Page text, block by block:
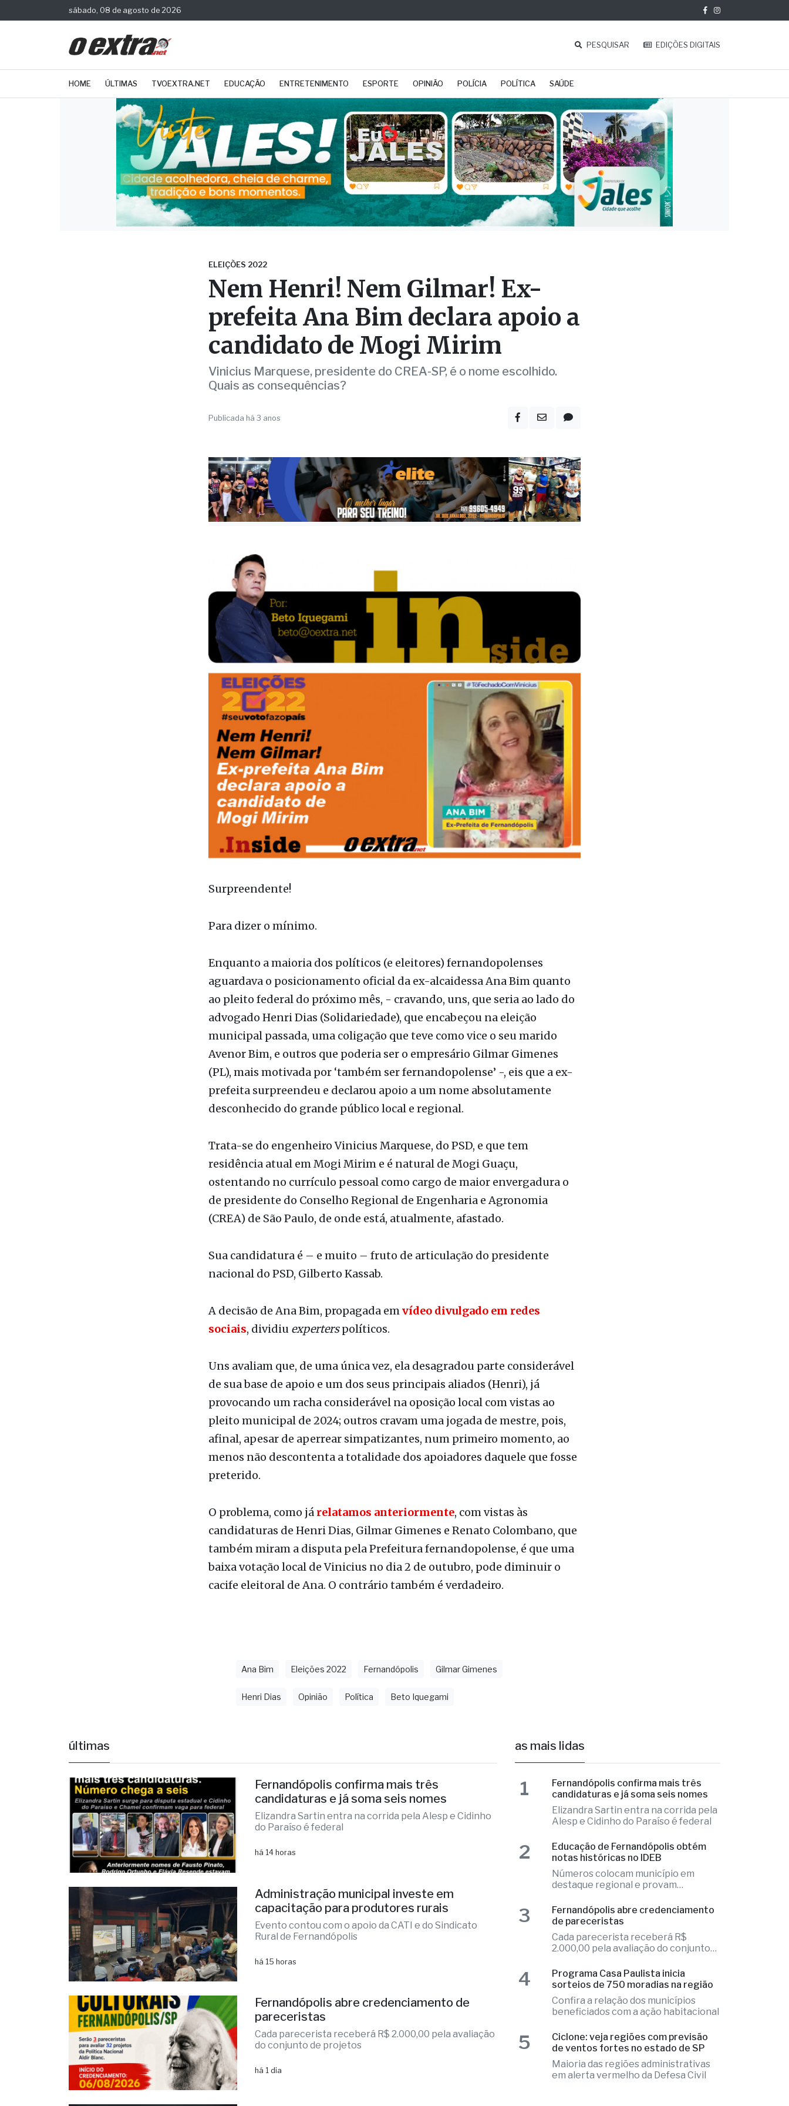
sábado, 08 de agosto de 2026
PESQUISAR EDIÇÕES DIGITAIS
HOME ÚLTIMAS TVOEXTRA.NET EDUCAÇÃO ENTRETENIMENTO ESPORTE OPINIÃO POLÍCIA POLÍTICA SAÚDE
Nem Henri! Nem Gilmar! Ex-
prefeita Ana Bim declara apoio a
candidato de Mogi Mirim
Vinicius Marquese, presidente do CREA-SP, é o nome escolhido.
Quais as consequências?
Publicada há 3 anos
Surpreendente!
Para dizer o mínimo.
Enquanto a maioria dos políticos (e eleitores) fernandopolenses
ao pleito federal do próximo mês, - cravando, uns, que seria ao lado do
advogado Henri Dias (Solidariedade), que encabeçou na eleição
municipal passada, uma coligação que teve como vice o seu marido
Avenor Bim, e outros que poderia ser o empresário Gilmar Gimenes
(PL), mais motivada por ‘também ser fernandopolense’ -, eis que a ex-
prefeita surpreendeu e declarou apoio a um nome absolutamente
desconhecido do grande público local e regional.
Trata-se do engenheiro Vinicius Marquese, do PSD, e que tem
ostentando no currículo pessoal como cargo de maior envergadura o
de presidente do Conselho Regional de Engenharia e Agronomia
(CREA) de São Paulo, de onde está, atualmente, afastado.
Sua candidatura é – e muito – fruto de articulação do presidente
A decisão de Ana Bim, propagada em
Uns avaliam que, de uma única vez, ela desagradou parte considerável
provocando um racha considerável na oposição local com vistas ao
pleito municipal de 2024; outros cravam uma jogada de mestre, pois,
afinal, apesar de aperrear simpatizantes, num primeiro momento, ao
menos não descontenta a totalidade dos apoiadores daquele que fosse
preterido.
O problema, como já
também miram a disputa pela Prefeitura fernandopolense, é que uma
baixa votação local de Vinicius no dia 2 de outubro, pode diminuir o
cacife eleitoral de Ana. O contrário também é verdadeiro.
candidaturas e já soma seis nomes
Elizandra Sartin entra na corrida pela Alesp e Cidinho
do Paraíso é federal
há 14 horas
Administração municipal investe em
Evento contou com o apoio da CATI e do Sindicato
Rural de Fernandópolis
há 15 horas
Fernandópolis abre credenciamento de
Cada parecerista receberá R$ 2.000,00 pela avaliação
do conjunto de projetos
há 1 dia
Ciclone: veja regiões com previsão de
Fernandópolis confirma mais três
candidaturas e já soma seis nomes
Elizandra Sartin entra na corrida pela
Alesp e Cidinho do Paraíso é federal
1
Educação de Fernandópolis obtém
notas históricas no IDEB
Números colocam município em
destaque regional e provam
excelência
Fernandópolis abre credenciamento
de pareceristas
Cada parecerista receberá R$
2.000,00 pela avaliação do conjunto
de projetos
Programa Casa Paulista inicia
sorteios de 750 moradias na região
beneficiados com a ação habitacional
Ciclone: veja regiões com previsão
de ventos fortes no estado de SP
Maioria das regiões administrativas
em alerta vermelho da Defesa Civil